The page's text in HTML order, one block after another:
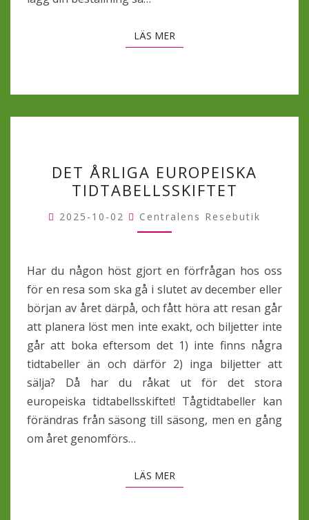
LÄS MER
ÅRLIGA
EUROPEISKA
TIDTABELLSSKIFTET
DET ÅRLIGA EUROPEISKA
TIDTABELLSSKIFTET
2025-10-02 Centralens Resebutik
Har du någon höst gjort en förfrågan hos oss
för en resa som ska gå i slutet av december eller
början av året därpå, och fått höra att resan går
att planera löst men inte exakt, och biljetter inte
går att boka eftersom det 1) inte finns några
tidtabeller än och därför 2) inga biljetter att
sälja? Då har du råkat ut för det stora
europeiska tidtabellsskiftet! Tågtidtabeller kan
förändras från säsong till säsong, men en gång
om året genomförs…
LÄS MER